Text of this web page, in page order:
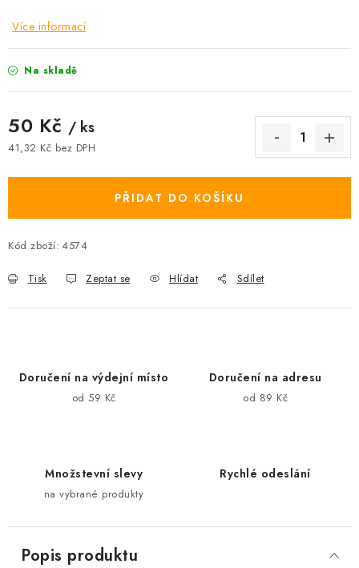
Více informací
Na skladě
50 Kč / ks
41,32 Kč bez DPH
PŘIDAT DO KOŠÍKU
Kód zboží: 4574
Tisk Zeptat se Hlídat Sdílet
Doručení na výdejní místo
od 59 Kč
Doručení na adresu
od 89 Kč
Množstevní slevy
na vybrané produkty
Rychlé odeslání
Popis produktu